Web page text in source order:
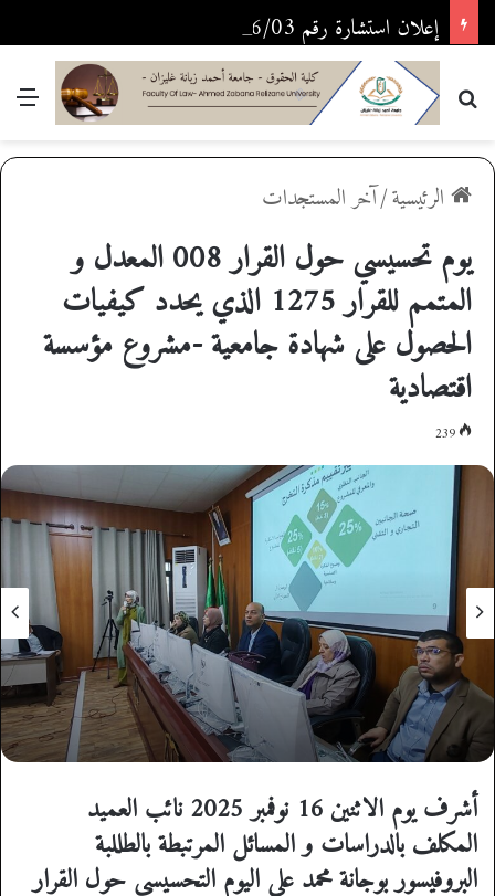
إعلان استشارة رقم 2026/03
بحث عن
الرئيسية/آخر المستجدات
يوم تحسيسي حول القرار 008 المعدل و
المتمم للقرار 1275 الذي يحدد كيفيات
الحصول على شهادة جامعية -مشروع مؤسسة
اقتصادية
239
أشرف يوم الاثنين 16 نوفمبر 2025 نائب العميد
المكلف بالدراسات و المسائل المرتبطة بالطللبة
البروفيسوربوجانة محمدعلى اليوم التحسيسي حول القرار